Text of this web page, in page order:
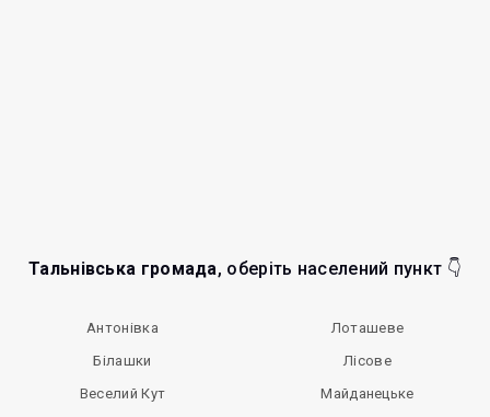
Тальнівська громада, оберіть населений пункт 👇
Антонівка
Білашки
Веселий Кут
Лоташеве
Лісове
Майданецьке